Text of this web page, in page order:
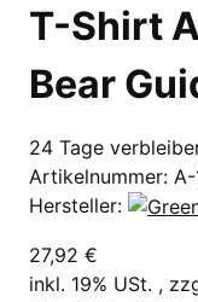
T-Shirt
Bear
24 Tage
Artikelnummer:
Hersteller:
27,92 €
inkl. 19% USt. ,